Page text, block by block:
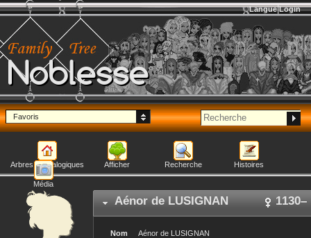
Noblesse
Langue Login
Favoris
Arbres généalogiques Afficher Recherche Histoires
Média
Aénor de LUSIGNAN 1130–
Nom Aénor de LUSIGNAN